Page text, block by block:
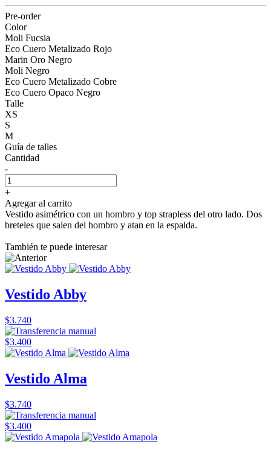
Pre-order
Color
Moli Fucsia
Eco Cuero Metalizado Rojo
Marin Oro Negro
Moli Negro
Eco Cuero Metalizado Cobre
Eco Cuero Opaco Negro
Talle
XS
S
M
Guía de talles
Cantidad
-
+
Agregar al carrito
Vestido asimétrico con un hombro y top strapless del otro lado. Dos
breteles que salen del hombro y atan en la espalda.
También te puede interesar
Vestido Abby
$3.740
$3.400
Vestido Alma
$3.740
$3.400